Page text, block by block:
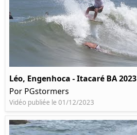
Léo, Engenhoca - Itacaré BA 2023
Por PGstormers
Vidéo publiée le 01/12/2023